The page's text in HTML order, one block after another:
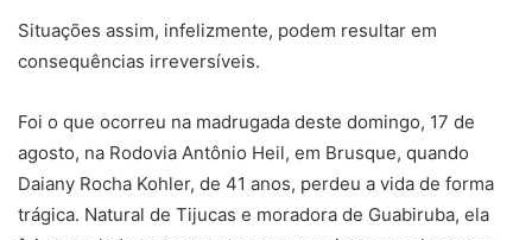
Situações assim, infelizmente, podem resultar em
consequências irreversíveis.
Foi o que ocorreu na madrugada deste domingo, 17 de
agosto, na Rodovia Antônio Heil, em Brusque, quando
Daiany Rocha Kohler, de 41 anos, perdeu a vida de forma
trágica. Natural de Tijucas e moradora de Guabiruba, ela